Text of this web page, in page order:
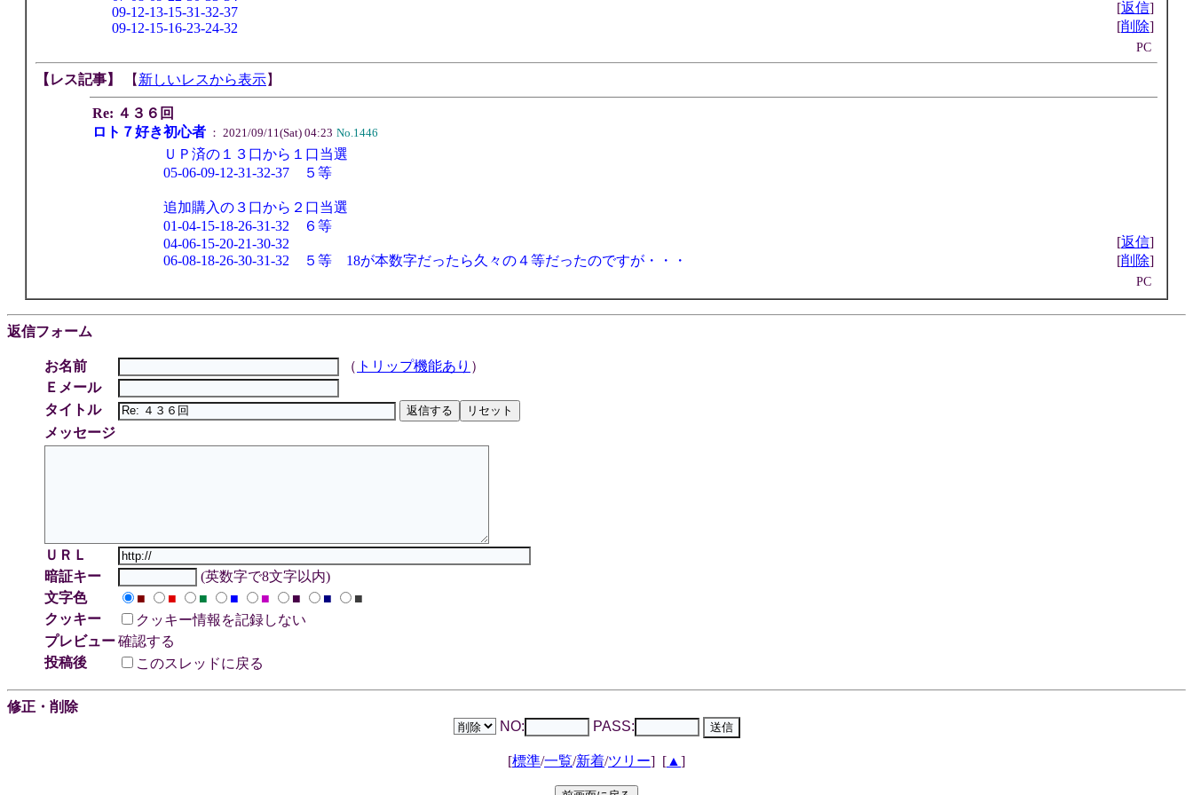
09-12-13-15-31-32-37
09-12-15-16-23-24-32
[返信]
[削除]
PC
【レス記事】 【 新しいレスから表示】
Re: ４３６回
ロト７好き初心者 ： 2021/09/11(Sat) 04:23 No.1446
ＵＰ済の１３口から１口当選
05-06-09-12-31-32-37 ５等
追加購入の３口から２口当選
01-04-15-18-26-31-32 ６等
04-06-15-20-21-30-32
06-08-18-26-30-31-32 ５等 18が本数字だったら久々の４等だったのですが・・・
[返信]
[削除]
PC
返信フォーム
お名前 （ トリップ機能あり ）
Ｅメール
タイトル
メッセージ
ＵＲＬ
暗証キー
(英数字で8文字以内)
文字色
■ ■ ■ ■ ■ ■ ■
■
クッキー
クッキー情報を記録しない
プレビュー確認する
投稿後
このスレッドに戻る
修正・削除
NO:
PASS:
[標準/一覧/新着/ツリー] [ ▲ ]